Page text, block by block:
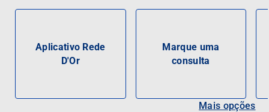
Aplicativo Rede
D'Or
Marque uma
consulta
Mais opções